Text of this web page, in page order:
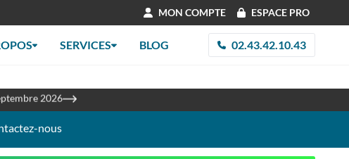
MON COMPTE ESPACE PRO
SERVICES BLOG 02.43.42.10.43
2026
nous